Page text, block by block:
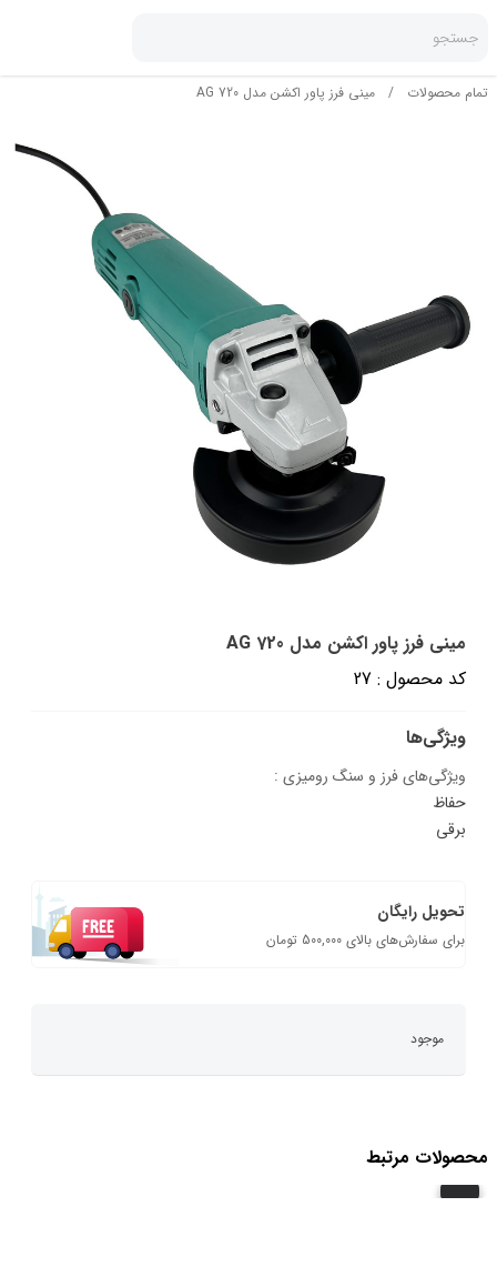
جستجو
تمام محصولات / مینی فرز پاور اکشن مدل AG 720
مینی فرز پاور اکشن مدل AG 720
کد محصول : 27
ویژگی‌ها
ویژگی‌های فرز و سنگ رومیزی :
حفاظ
برقی
تحویل رایگان
برای سفارش‌های بالای 500,000 تومان
موجود
محصولات مرتبط